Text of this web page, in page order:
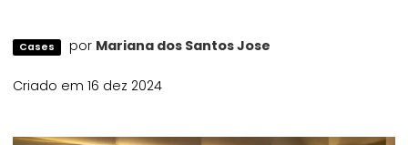
Cases por Mariana dos Santos Jose
Criado em 16 dez 2024